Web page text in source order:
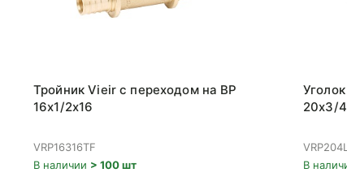
Тройник Vieir с переходом на ВР
16x1/2x16
VRP16316TF
В наличии > 100 шт
20x3/4
В